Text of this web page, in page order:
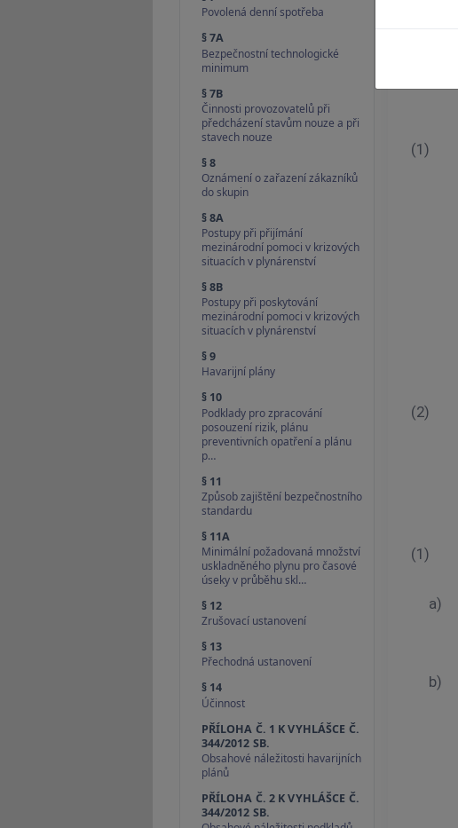
Povolená denní spotřeba
§ 7A
Bezpečnostní technologické
minimum
§ 7B
Činnosti provozovatelů při
předcházení stavům nouze a při
stavech nouze
§ 8
Oznámení o zařazení zákazníků
do skupin
§ 8A
Postupy při přijímání
mezinárodní pomoci v krizových
situacích v plynárenství
§ 8B
Postupy při poskytování
mezinárodní pomoci v krizových
situacích v plynárenství
§ 9
Havarijní plány
§ 10
Podklady pro zpracování
posouzení rizik, plánu
preventivních opatření a plánu
p…
§ 11
Způsob zajištění bezpečnostního
standardu
§ 11A
Minimální požadovaná množství
uskladněného plynu pro časové
úseky v průběhu skl…
§ 12
Zrušovací ustanovení
§ 13
Přechodná ustanovení
§ 14
Účinnost
PŘÍLOHA Č. 1 K VYHLÁŠCE Č.
344/2012 SB.
Obsahové náležitosti havarijních
plánů
PŘÍLOHA Č. 2 K VYHLÁŠCE Č.
344/2012 SB.
(1)
(2)
(1)
a)
b)